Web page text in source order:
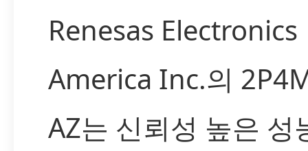
Renesas Electronics
America Inc.의
AZ는 신뢰성 높은 성